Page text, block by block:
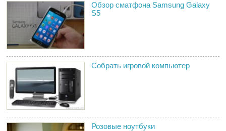
Обзор сматфона Samsung Galaxy
S5
Собрать игровой компьютер
Розовые ноутбуки